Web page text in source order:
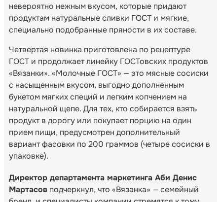
невероятно нежным вкусом, которые придают
продуктам натуральные сливки ГОСТ и мягкие,
специально подобранные пряности в их составе.
Четвертая новинка приготовлена по рецептуре
ГОСТ и продолжает линейку ГОСТовских продуктов
«Вязанки». «Молочные ГОСТ» — это мясные сосиски
с насыщенным вкусом, выгодно дополненным
букетом мягких специй и легким копчением на
натуральной щепе. Для тех, кто собирается взять
продукт в дорогу или покупает порцию на один
прием пищи, предусмотрен дополнительный
вариант фасовки по 200 граммов (четыре сосиски в
упаковке).
Директор департамента маркетинга Аби Денис
Мартасов подчеркнул, что «Вязанка» — семейный